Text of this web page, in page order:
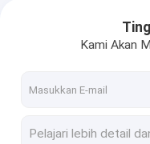
Kotak Kemasan
Kami Akan